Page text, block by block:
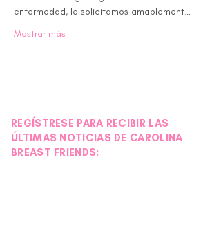
enfermedad, le solicitamos amablement…
Mostrar más
REGÍSTRESE PARA RECIBIR LAS
ÚLTIMAS NOTICIAS DE CAROLINA
BREAST FRIENDS: